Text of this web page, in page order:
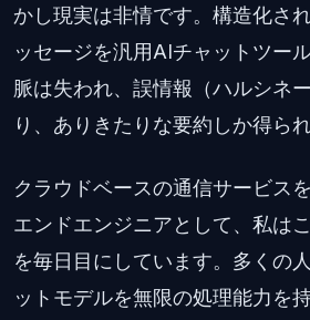
かし現実は非情です。構造化さ
ッセージを汎用AIチャットツー
脈は失われ、誤情報（ハルシネ
り、ありきたりな要約しか得られ
クラウドベースの通信サービス
エンドエンジニアとして、私は
を毎日目にしています。多くの
ットモデルを無限の処理能力を